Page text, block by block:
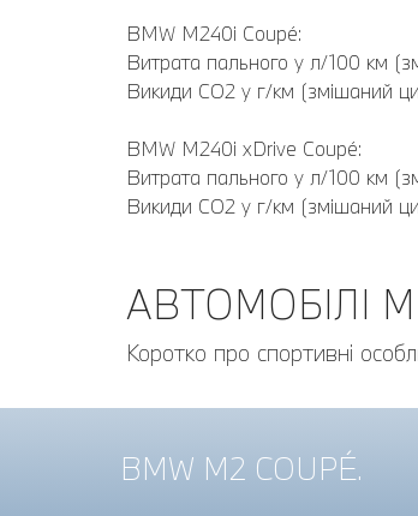
BMW M240i Coupé:
Витрата пального у л/100 км
Викиди CO2 у г/км (змішаний
BMW M240i xDrive Coupé:
Витрата пального у л/100 км
Викиди CO2 у г/км (змішаний
АВТОМОБІЛІ M
Коротко про спортивні
BMW M2 COUPÉ.